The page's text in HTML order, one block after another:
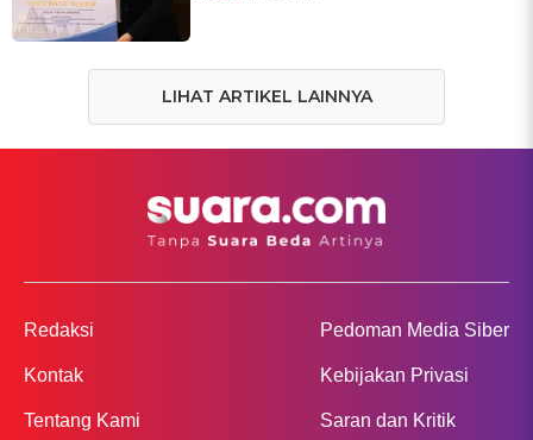
LIHAT ARTIKEL LAINNYA
Redaksi
Kontak
Tentang Kami
Pedoman Media Siber
Kebijakan Privasi
Saran dan Kritik